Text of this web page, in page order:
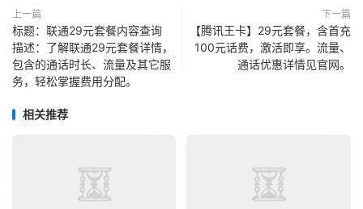
上一篇
标题：联通29元套餐内容查询
描述：了解联通29元套餐详情，
包含的通话时长、流量及其它服
务，轻松掌握费用分配。
下一篇
【腾讯王卡】29元套餐，含首充
100元话费，激活即享。流量、
通话优惠详情见官网。
相关推荐